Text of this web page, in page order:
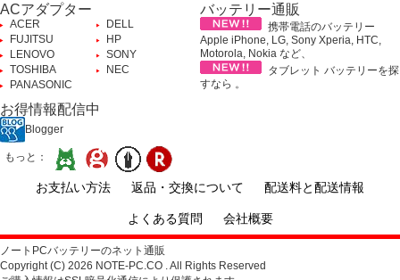
ACアダプター
ACER
DELL
FUJITSU
HP
LENOVO
SONY
TOSHIBA
NEC
PANASONIC
バッテリー通販
携帯電話のバッテリー
Apple iPhone, LG, Sony Xperia, HTC,
Motorola, Nokia など、
タブレット バッテリーを探
すなら 。
お得情報配信中
Blogger
もっと：
お支払い方法 返品・交換について 配送料と配送情報
よくある質問 会社概要
ノートPCバッテリーのネット通販
Copyright (C) 2026 NOTE-PC.CO . All Rights Reserved